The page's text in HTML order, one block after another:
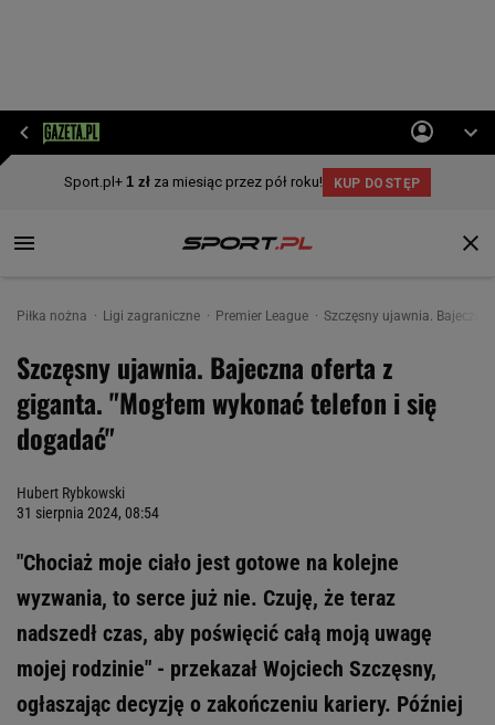
Piłka nożna Ligi zagraniczne Premier League Szczęsny ujawnia.
Szczęsny ujawnia. Bajeczna oferta z
giganta. "Mogłem wykonać telefon i się
dogadać"
Hubert Rybkowski
31 sierpnia 2024, 08:54
"Chociaż moje ciało jest gotowe na kolejne
wyzwania, to serce już nie. Czuję, że teraz
nadszedł czas, aby poświęcić całą moją uwagę
mojej rodzinie" - przekazał Wojciech Szczęsny,
ogłaszając decyzję o zakończeniu kariery. Później